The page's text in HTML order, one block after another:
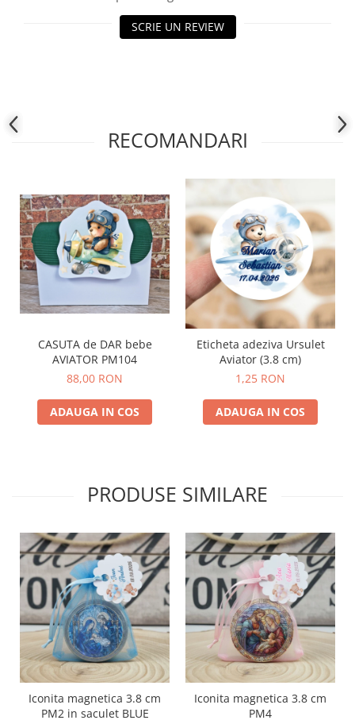
SCRIE UN REVIEW
RECOMANDARI
CASUTA de DAR bebe
AVIATOR PM104
88,00 RON
ADAUGA IN COS
Eticheta adeziva Ursulet
Aviator (3.8 cm)
1,25 RON
ADAUGA IN COS
PRODUSE SIMILARE
Iconita magnetica 3.8 cm
PM2 in saculet BLUE
Iconita magnetica 3.8 cm
PM4